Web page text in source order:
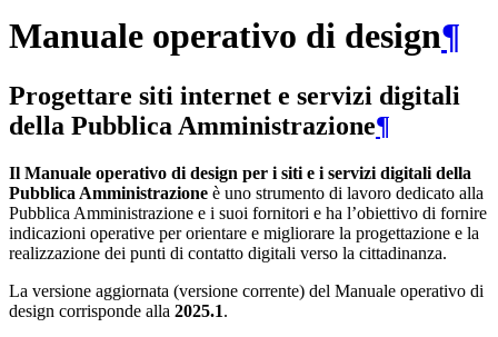
Manuale operativo di design¶
Progettare siti internet e servizi digitali
della Pubblica Amministrazione¶
Il Manuale operativo di design per i siti e i servizi digitali della
Pubblica Amministrazione è uno strumento di lavoro dedicato alla
Pubblica Amministrazione e i suoi fornitori e ha l’obiettivo di fornire
indicazioni operative per orientare e migliorare la progettazione e la
realizzazione dei punti di contatto digitali verso la cittadinanza.
La versione aggiornata (versione corrente) del Manuale operativo di
design corrisponde alla 2025.1.